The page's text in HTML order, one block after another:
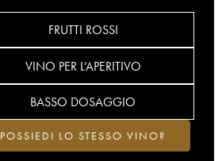
FRUTTI ROSSI
VINO PER L’APERITIVO
BASSO DOSAGGIO
POSSIEDI LO STESSO VINO?